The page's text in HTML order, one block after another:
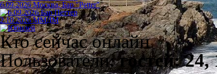
6.09.2026 Москва, Бар "Petter"
2.10.2026 ММДМ
Кто сейчас онлайн
Пользователи:гостей: 24,